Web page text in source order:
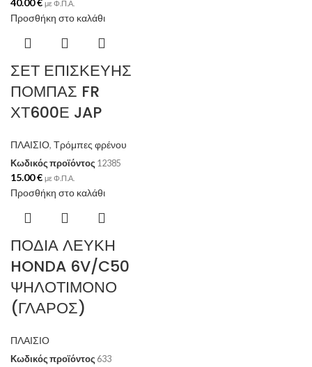
με Φ.Π.Α.
Προσθήκη στο καλάθι
ΣΕΤ ΕΠΙΣΚΕΥΗΣ
ΠΟΜΠΑΣ FR
ΧΤ600Ε JAP
ΠΛΑΙΣΙΟ, Τρόμπες φρένου
Κωδικός προϊόντος 12385
15.00€ με Φ.Π.Α.
Προσθήκη στο καλάθι
ΠΟΔΙΑ ΛΕΥΚΗ
HONDA 6V/C50
ΨΗΛΟΤΙΜΟΝΟ
(ΓΛΑΡΟΣ)
ΠΛΑΙΣΙΟ
Κωδικός προϊόντος 633